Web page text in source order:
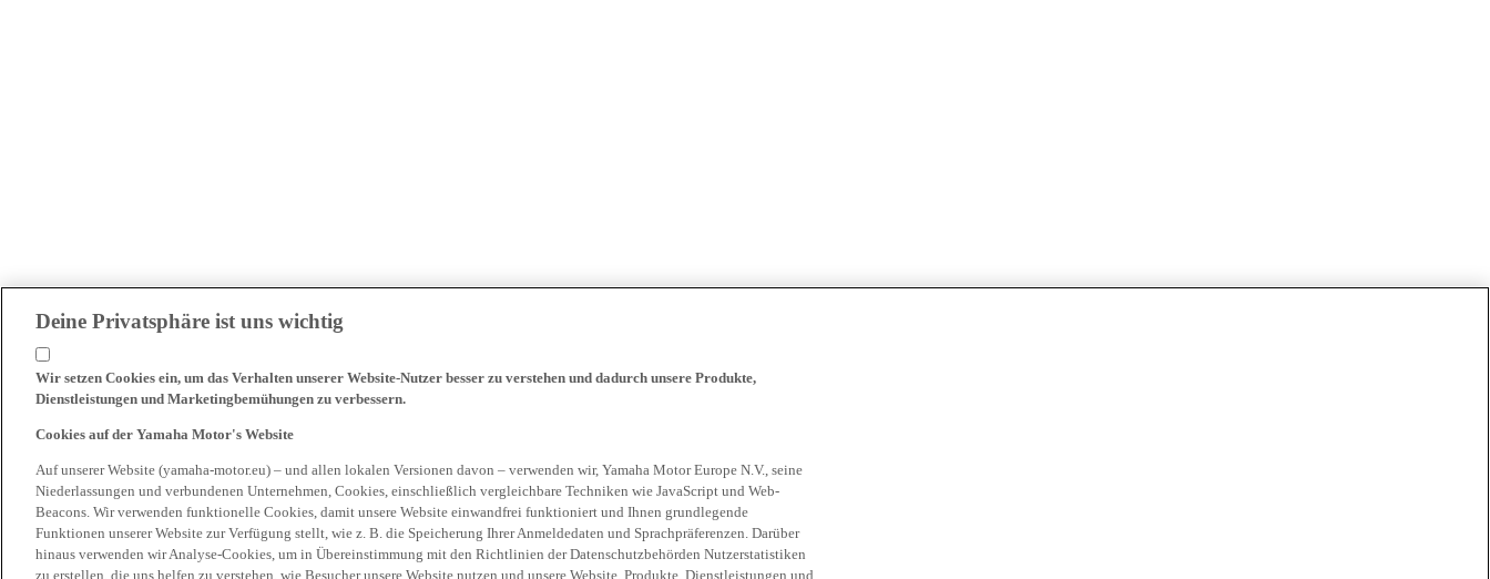
Deine Privatsphäre ist uns wichtig
Wir setzen Cookies ein, um das Verhalten unserer Website-Nutzer besser zu verstehen und dadurch unsere Produkte,
Dienstleistungen und Marketingbemühungen zu verbessern.
Cookies auf der Yamaha Motor's Website
Auf unserer Website (yamaha-motor.eu) – und allen lokalen Versionen davon – verwenden wir, Yamaha Motor Europe N.V., seine
Niederlassungen und verbundenen Unternehmen, Cookies, einschließlich vergleichbare Techniken wie JavaScript und Web-
Beacons. Wir verwenden funktionelle Cookies, damit unsere Website einwandfrei funktioniert und Ihnen grundlegende
Funktionen unserer Website zur Verfügung stellt, wie z. B. die Speicherung Ihrer Anmeldedaten und Sprachpräferenzen. Darüber
hinaus verwenden wir Analyse-Cookies, um in Übereinstimmung mit den Richtlinien der Datenschutzbehörden Nutzerstatistiken
zu erstellen, die uns helfen zu verstehen, wie Besucher unsere Website nutzen und unsere Website, Produkte, Dienstleistungen und